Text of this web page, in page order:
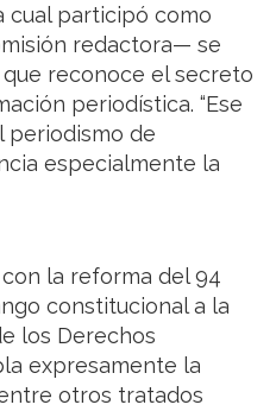
cual participó como
redactora— se
reconoce el secreto
periodística. “Ese
periodismo de
especialmente la
la reforma del 94
constitucional a la
los Derechos
expresamente la
otros tratados